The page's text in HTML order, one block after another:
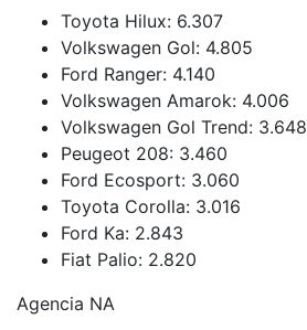
Toyota Hilux: 6.307
Volkswagen Gol: 4.805
Ford Ranger: 4.140
Volkswagen Amarok: 4.006
Volkswagen Gol Trend: 3.648
Peugeot 208: 3.460
Ford Ecosport: 3.060
Toyota Corolla: 3.016
Ford Ka: 2.843
Fiat Palio: 2.820
Agencia NA